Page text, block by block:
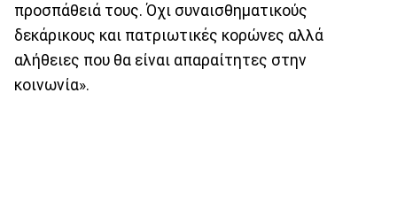
προσπάθειά τους. Όχι συναισθηματικούς
δεκάρικους και πατριωτικές κορώνες αλλά
αλήθειες που θα είναι απαραίτητες στην
κοινωνία».